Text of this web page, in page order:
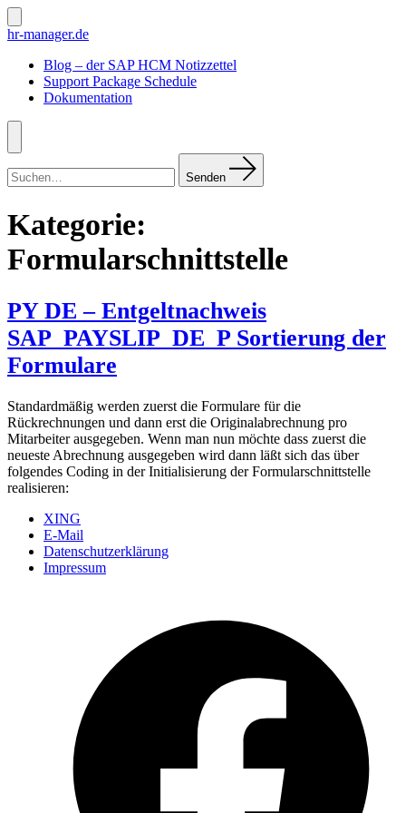
Zum
Inhalt
Suche
ein-/ausblenden
hr-manager.de
Blog – der SAP HCM Notizzettel
Support Package Schedule
Dokumentation
Menü
nach:
Senden
Kategorie:
Formularschnittstelle
PY DE – Entgeltnachweis
SAP_PAYSLIP_DE_P Sortierung der
Formulare
Standardmäßig werden zuerst die Formulare für die
Rückrechnungen und dann erst die Originalabrechnung pro
Mitarbeiter ausgegeben. Wenn man nun möchte dass zuerst die
neueste Abrechnung ausgegeben wird dann läßt sich das über
folgendes Coding in der Initialisierung der Formularschnittstelle
realisieren:
XING
E-Mail
Datenschutzerklärung
Impressum